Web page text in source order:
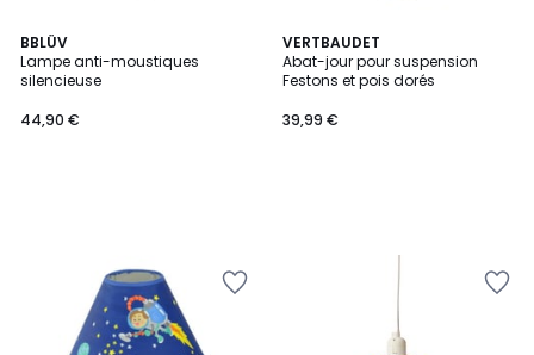
BBLÜV
Lampe anti-moustiques
silencieuse
44,90 €
VERTBAUDET
Abat-jour pour suspension
Festons et pois dorés
39,99 €